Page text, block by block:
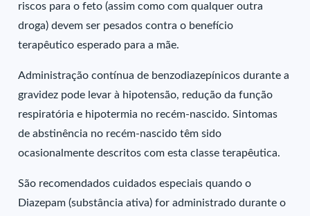
riscos para o feto (assim como com qualquer outra
droga) devem ser pesados contra o benefício
terapêutico esperado para a mãe.
Administração contínua de benzodiazepínicos durante a
gravidez pode levar à hipotensão, redução da função
respiratória e hipotermia no recém-nascido. Sintomas
de abstinência no recém-nascido têm sido
ocasionalmente descritos com esta classe terapêutica.
São recomendados cuidados especiais quando o
Diazepam (substância ativa) for administrado durante o